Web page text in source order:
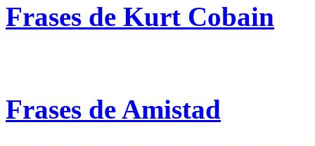
Frases de Kurt Cobain
Frases de Amistad